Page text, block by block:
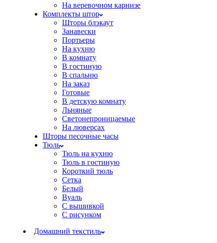
На веревочном карнизе
Комплекты штор
Шторы блэкаут
Занавески
Портьеры
На кухню
В комнату
В гостиную
В спальню
На заказ
Готовые
В детскую комнату
Льняные
Светонепроницаемые
На люверсах
Шторы песочные часы
Тюль
Тюль на кухню
Тюль в гостиную
Короткий тюль
Сетка
Белый
Вуаль
С вышивкой
С рисунком
Домашний текстиль